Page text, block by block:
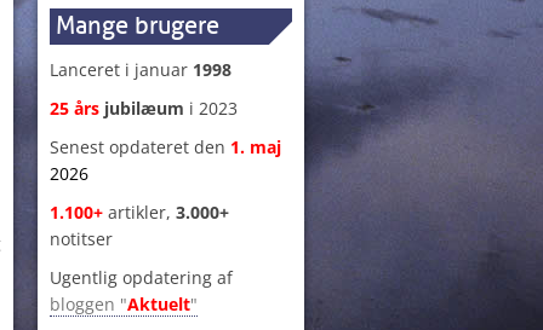
Mange brugere
Lanceret i januar 1998
25 års jubilæum i 2023
Senest opdateret den 1. maj
2026
1.100+ artikler, 3.000+
notitser
Ugentlig opdatering af
bloggen "Aktuelt"